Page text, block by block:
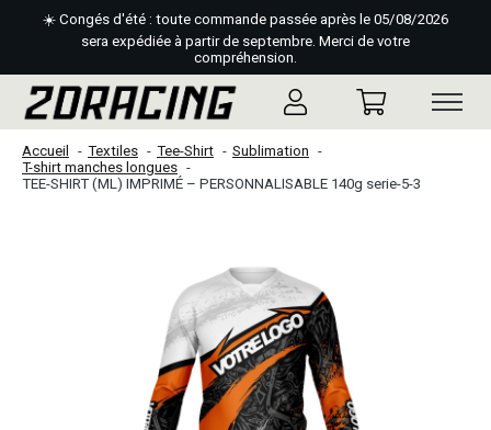
☀️ Congés d'été : toute commande passée après le 05/08/2026
sera expédiée à partir de septembre. Merci de votre
compréhension.
Accueil Textiles Tee-Shirt
Sublimation
T-shirt manches longues
TEE-SHIRT (ML) IMPRIMÉ – PERSONNALISABLE 140g serie-5-3